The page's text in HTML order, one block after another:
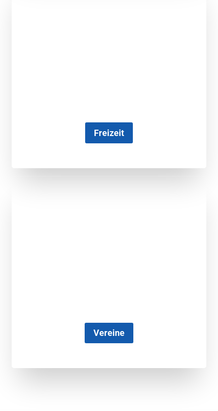
Freizeit
Vereine